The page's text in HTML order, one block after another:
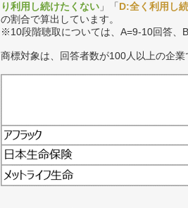
り利用し続けたくない 」「D:全く利用し
の割合で算出しています。
※10段階聴取については、A=9-10回答、
商標対象は、回答者数が100人以上の企業